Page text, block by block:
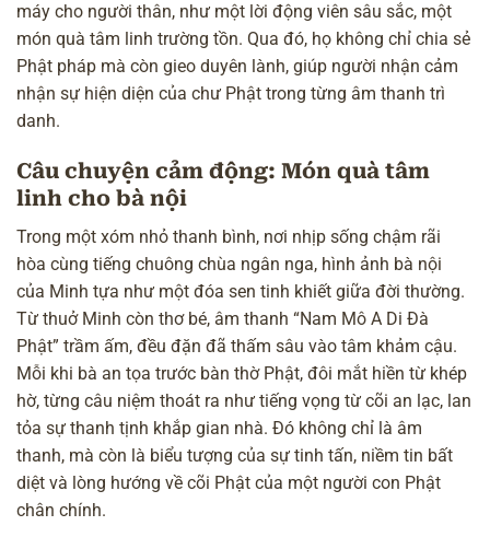
máy cho người thân, như một lời động viên sâu sắc, một
món quà tâm linh trường tồn. Qua đó, họ không chỉ chia sẻ
Phật pháp mà còn gieo duyên lành, giúp người nhận cảm
nhận sự hiện diện của chư Phật trong từng âm thanh trì
danh.
Câu chuyện cảm động: Món quà tâm
linh cho bà nội
Trong một xóm nhỏ thanh bình, nơi nhịp sống chậm rãi
hòa cùng tiếng chuông chùa ngân nga, hình ảnh bà nội
của Minh tựa như một đóa sen tinh khiết giữa đời thường.
Từ thuở Minh còn thơ bé, âm thanh “Nam Mô A Di Đà
Phật” trầm ấm, đều đặn đã thấm sâu vào tâm khảm cậu.
Mỗi khi bà an tọa trước bàn thờ Phật, đôi mắt hiền từ khép
hờ, từng câu niệm thoát ra như tiếng vọng từ cõi an lạc, lan
tỏa sự thanh tịnh khắp gian nhà. Đó không chỉ là âm
thanh, mà còn là biểu tượng của sự tinh tấn, niềm tin bất
diệt và lòng hướng về cõi Phật của một người con Phật
chân chính.